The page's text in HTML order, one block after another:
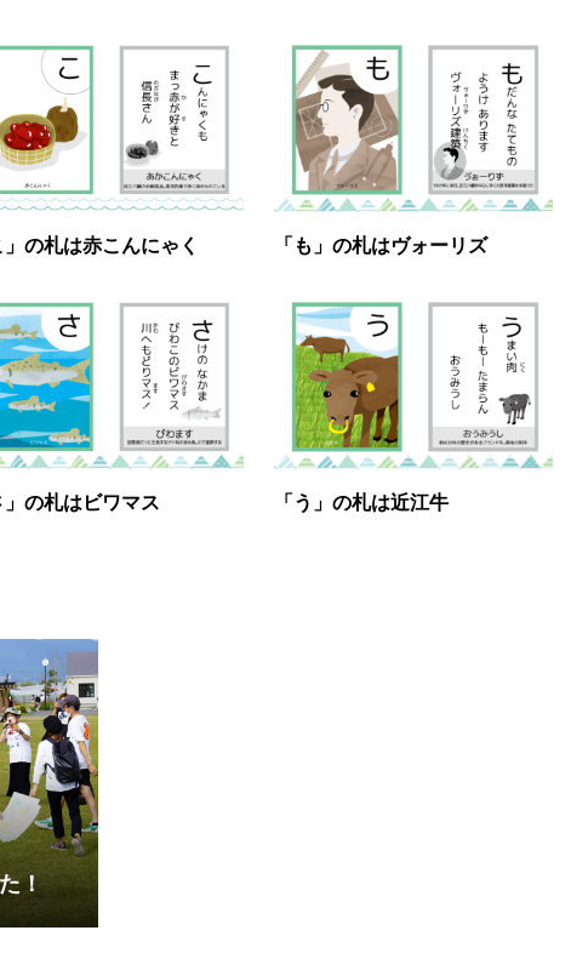
」の札は赤こんにゃく 「も」の札はヴォーリズ
」の札はビワマス 「う」の札は近江牛
！